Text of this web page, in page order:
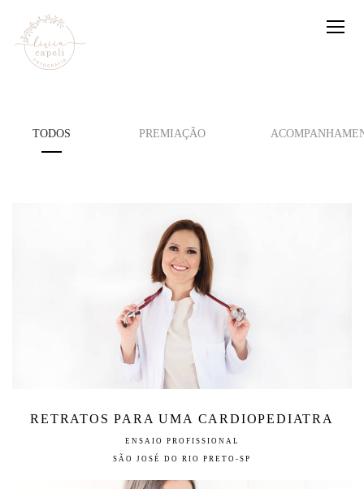
TODOS PREMIAÇÃO
RETRATOS PARA UMA CARDIOPEDIATRA
ENSAIO PROFISSIONAL
SÃO JOSÉ DO RIO PRETO-SP